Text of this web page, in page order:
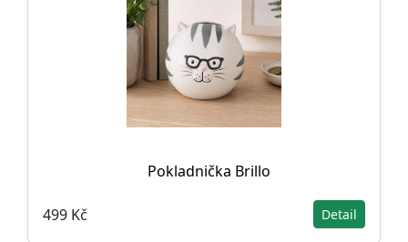
Pokladnička Brillo
499 Kč Detail